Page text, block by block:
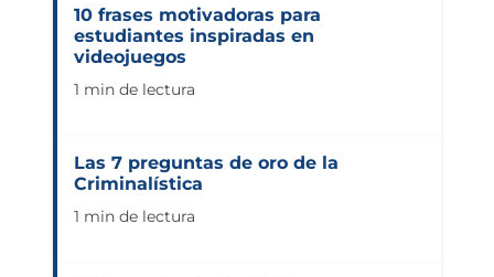
10 frases motivadoras para
estudiantes inspiradas en
videojuegos
1 min de lectura
Las 7 preguntas de oro de la
Criminalística
1 min de lectura